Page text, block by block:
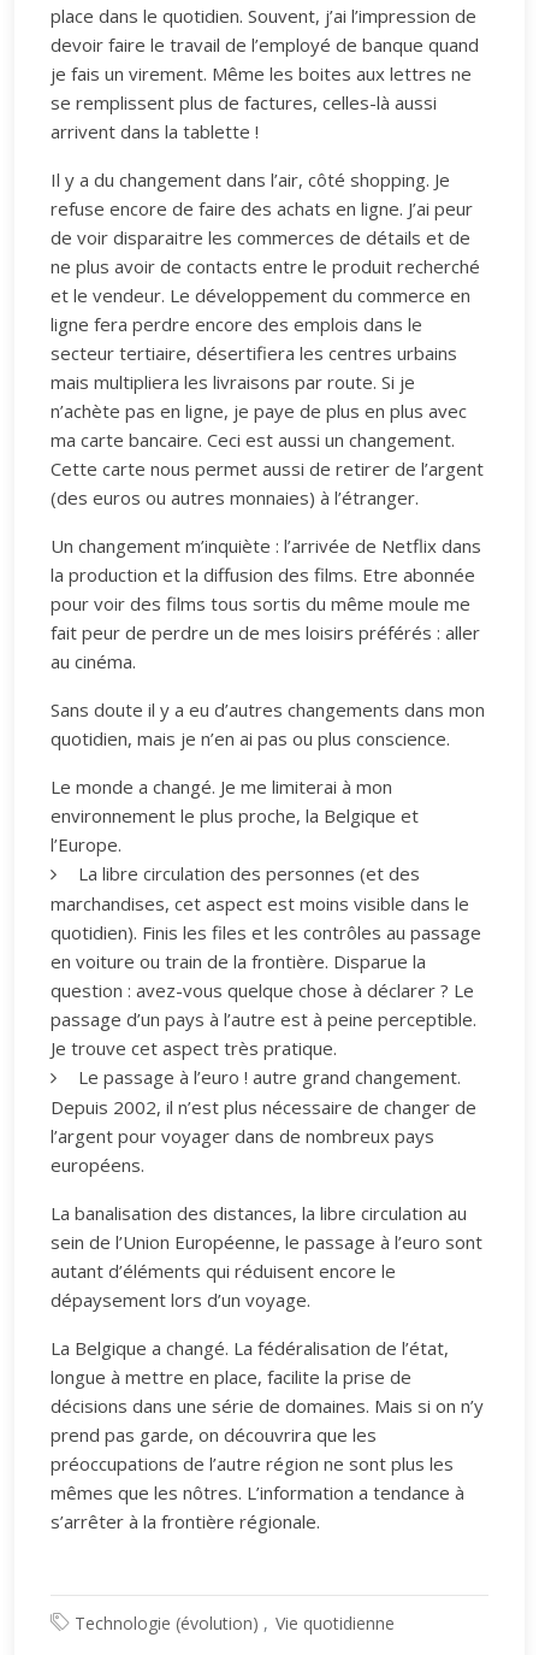
place dans le quotidien. Souvent, j’ai l’impression de
devoir faire le travail de l’employé de banque quand
je fais un virement. Même les boites aux lettres ne
se remplissent plus de factures, celles-là aussi
arrivent dans la tablette !
Il y a du changement dans l’air, côté shopping. Je
refuse encore de faire des achats en ligne. J’ai peur
de voir disparaitre les commerces de détails et de
ne plus avoir de contacts entre le produit recherché
et le vendeur. Le développement du commerce en
ligne fera perdre encore des emplois dans le
secteur tertiaire, désertifiera les centres urbains
mais multipliera les livraisons par route. Si je
n’achète pas en ligne, je paye de plus en plus avec
ma carte bancaire. Ceci est aussi un changement.
Cette carte nous permet aussi de retirer de l’argent
(des euros ou autres monnaies) à l’étranger.
Un changement m’inquiète : l’arrivée de Netflix dans
la production et la diffusion des films. Etre abonnée
pour voir des films tous sortis du même moule me
fait peur de perdre un de mes loisirs préférés : aller
au cinéma.
Sans doute il y a eu d’autres changements dans mon
quotidien, mais je n’en ai pas ou plus conscience.
Le monde a changé. Je me limiterai à mon
environnement le plus proche, la Belgique et
l’Europe.
La libre circulation des personnes (et des
marchandises, cet aspect est moins visible dans le
quotidien). Finis les files et les contrôles au passage
en voiture ou train de la frontière. Disparue la
question : avez-vous quelque chose à déclarer ? Le
passage d’un pays à l’autre est à peine perceptible.
Je trouve cet aspect très pratique.
Le passage à l’euro ! autre grand changement.
Depuis 2002, il n’est plus nécessaire de changer de
l’argent pour voyager dans de nombreux pays
européens.
La banalisation des distances, la libre circulation au
sein de l’Union Européenne, le passage à l’euro sont
autant d’éléments qui réduisent encore le
dépaysement lors d’un voyage.
La Belgique a changé. La fédéralisation de l’état,
longue à mettre en place, facilite la prise de
décisions dans une série de domaines. Mais si on n’y
prend pas garde, on découvrira que les
préoccupations de l’autre région ne sont plus les
mêmes que les nôtres. L’information a tendance à
s’arrêter à la frontière régionale.
Technologie (évolution) Vie quotidienne